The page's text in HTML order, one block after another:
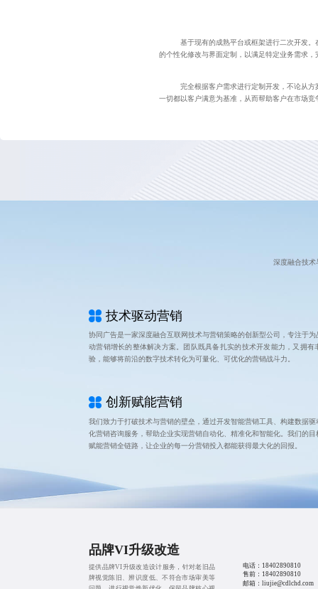
基于现有的成熟平台或框架进行二次开发
的个性化修改与界面定制，以满足特定业务需求
完全根据客户需求进行定制开发，不论从
一切都以客户满意为基准，从而帮助客户在市场
深度融合技术
技术驱动营销
协同广告是一家深度融合互联网技术与营销策略的创新型公司，专注于
动营销增长的整体解决方案。团队既具备扎实的技术开发能力，又拥有
验，能够将前沿的数字技术转化为可量化、可优化的营销战斗力。
创新赋能营销
我们致力于打破技术与营销的壁垒，通过开发智能营销工具、构建数据
化营销咨询服务，帮助企业实现营销自动化、精准化和智能化。我们的
赋能营销全链路，让企业的每一分营销投入都能获得最大化的回报。
品牌VI升级改造
提供品牌VI升级改造设计服务，针对老旧品
牌视觉陈旧、辨识度低、不符合市场审美等
电话： 18402890810
售前： 18402890810
邮箱：liujie@cdlchd.com